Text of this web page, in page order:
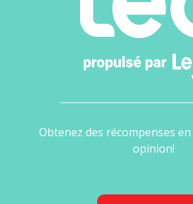
Obtenez des récompenses
opinion!